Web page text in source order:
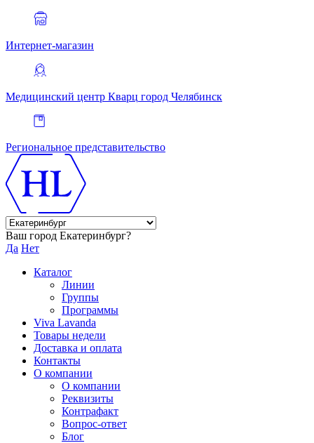
Интернет-магазин
Медицинский центр Кварц город Челябинск
Региональное представительство
Ваш город Екатеринбург?
Да Нет
Каталог
Линии
Группы
Программы
Viva Lavanda
Товары недели
Доставка и оплата
Контакты
О компании
О компании
Реквизиты
Контрафакт
Вопрос-ответ
Блог